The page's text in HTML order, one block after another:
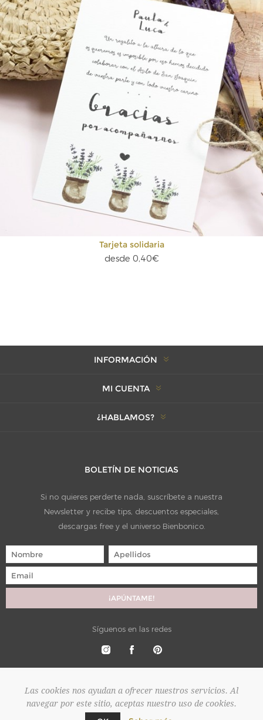
Tarjeta solidaria
desde 0,40€
INFORMACIÓN
MI CUENTA
¿HABLAMOS?
BOLETÍN DE NOTICIAS
Si no quieres perderte nada, suscríbete a nuestra
Newsletter y recibe tips, descuentos especiales,
descargas free y el universo Bienbonico.
Síguenos en las redes
Copyright © 2026 Bienbonico. Todos los derechos reservados.
Las cookies nos ayudan a ofrecer nuestros servicios. Al
navegar por este sitio, aceptas nuestro uso de cookies.